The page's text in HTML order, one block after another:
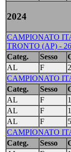
2024
CAMPIONATO
TRONTO (AP) -
Categ.
Sesso
AL
F
CAMPIONATO
Categ.
Sesso
AL
F
AL
F
AL
F
CAMPIONATO
Categ.
Sesso